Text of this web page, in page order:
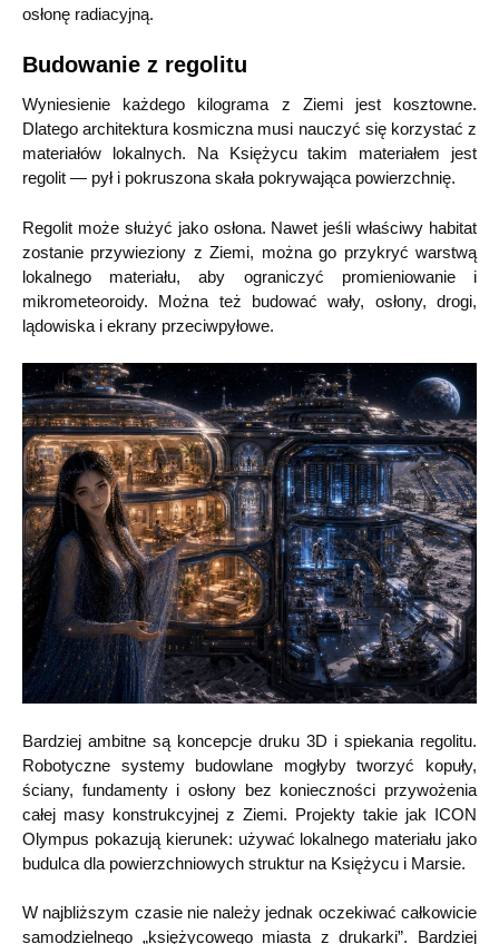
osłonę radiacyjną.
Budowanie z regolitu
Wyniesienie każdego kilograma z Ziemi jest kosztowne.
Dlatego architektura kosmiczna musi nauczyć się korzystać z
materiałów lokalnych. Na Księżycu takim materiałem jest
regolit — pył i pokruszona skała pokrywająca powierzchnię.
Regolit może służyć jako osłona. Nawet jeśli właściwy habitat
zostanie przywieziony z Ziemi, można go przykryć warstwą
lokalnego materiału, aby ograniczyć promieniowanie i
mikrometeoroidy. Można też budować wały, osłony, drogi,
lądowiska i ekrany przeciwpyłowe.
Bardziej ambitne są koncepcje druku 3D i spiekania regolitu.
Robotyczne systemy budowlane mogłyby tworzyć kopuły,
ściany, fundamenty i osłony bez konieczności przywożenia
całej masy konstrukcyjnej z Ziemi. Projekty takie jak ICON
Olympus pokazują kierunek: używać lokalnego materiału jako
budulca dla powierzchniowych struktur na Księżycu i Marsie.
W najbliższym czasie nie należy jednak oczekiwać całkowicie
samodzielnego „księżycowego miasta z drukarki”. Bardziej